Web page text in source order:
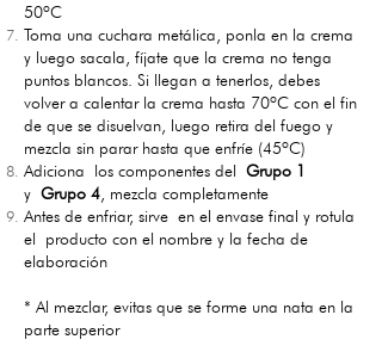
50ºC
Toma una cuchara metálica, ponla en la crema
y luego sacala, fíjate que la crema no tenga
puntos blancos. Si llegan a tenerlos, debes
volver a calentar la crema hasta 70ºC con el fin
de que se disuelvan, luego retira del fuego y
mezcla sin parar hasta que enfríe (45ºC)
Adiciona los componentes del Grupo 1
y Grupo 4 , mezcla completamente
Antes de enfriar, sirve en el envase final y rotula
el producto con el nombre y la fecha de
elaboración
* Al mezclar, evitas que se forme una nata en la
parte superior